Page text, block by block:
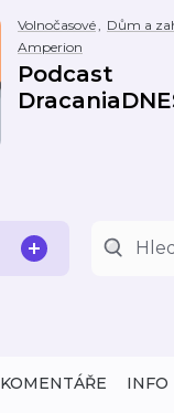
Volnočasové, Dům a
Amperion
Podcast
KOMENTÁŘE INFO